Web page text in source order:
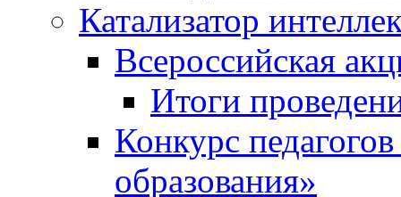
Катализатор
Всероссийская
Итоги
Конкурс
образования»